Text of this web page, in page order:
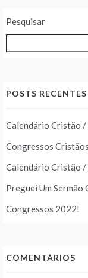
Pesquisar
POSTS RECENTES
Calendário Cristão
Congressos
Calendário Cristão
Preguei Um Sermão
Congressos 2022!
COMENTÁRIOS